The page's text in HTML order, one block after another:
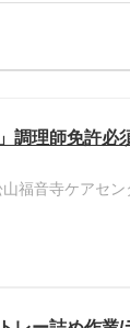
調理師免許必
福音寺ケアセ